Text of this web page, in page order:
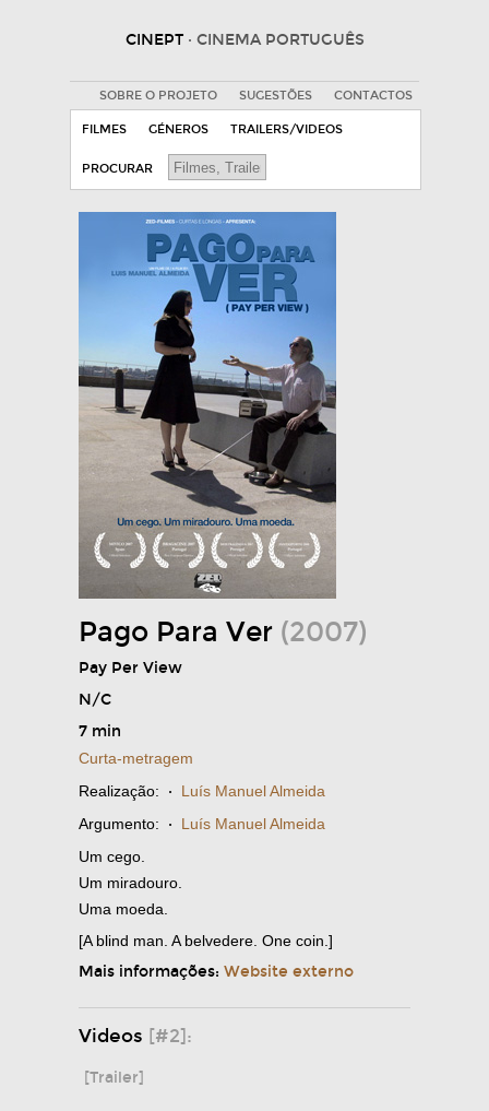
CINEPT · CINEMA PORTUGUÊS
SOBRE O PROJETO SUGESTÕES CONTACTOS
FILMES GÉNEROS TRAILERS/VIDEOS
PROCURAR
Pago Para Ver (2007)
Pay Per View
N/C
7 min
Curta-metragem
Realização: · Luís Manuel Almeida
Argumento: · Luís Manuel Almeida
Um cego.
Um miradouro.
Uma moeda.
[A blind man. A belvedere. One coin.]
Mais informações: Website externo
Videos [#2]:
[Trailer]